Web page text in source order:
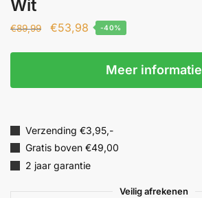
Wit
€89,99 €53,98 -40%
Meer informatie
Verzending €3,95,-
Gratis boven €49,00
2 jaar garantie
Veilig afrekenen